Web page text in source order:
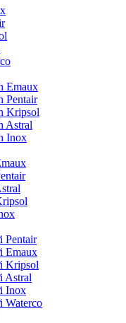
Emaux
Pentair
Kripsol
Astral
Inox
Pentair
Emaux
Kripsol
Astral
Inox
Waterco